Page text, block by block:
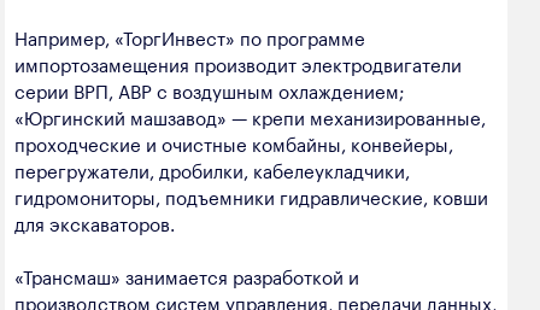
Например, «ТоргИнвест» по программе
импортозамещения производит электродвигатели
серии ВРП, АВР с воздушным охлаждением;
«Юргинский машзавод» — крепи механизированные,
проходческие и очистные комбайны, конвейеры,
перегружатели, дробилки, кабелеукладчики,
гидромониторы, подъемники гидравлические, ковши
для экскаваторов.
«Трансмаш» занимается разработкой и
производством систем управления, передачи данных,